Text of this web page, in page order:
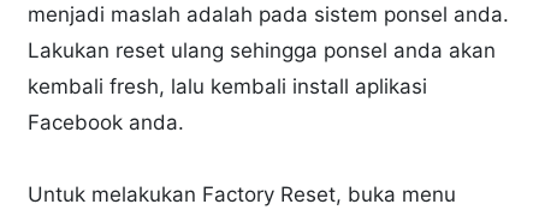
menjadi maslah adalah pada sistem ponsel anda.
Lakukan reset ulang sehingga ponsel anda akan
kembali fresh, lalu kembali install aplikasi
Facebook anda.
Untuk melakukan Factory Reset, buka menu